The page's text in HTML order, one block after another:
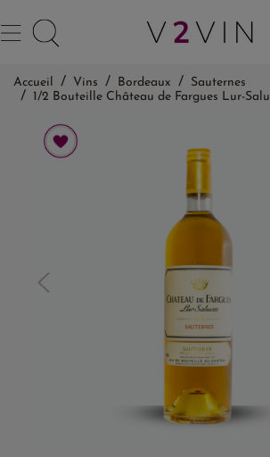
Accueil Vins Bordeaux
Sauternes
1/2 Bouteille Château de Fargues Lur-